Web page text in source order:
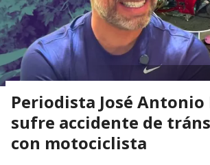
Periodista José Antonio
sufre accidente de
con motociclista